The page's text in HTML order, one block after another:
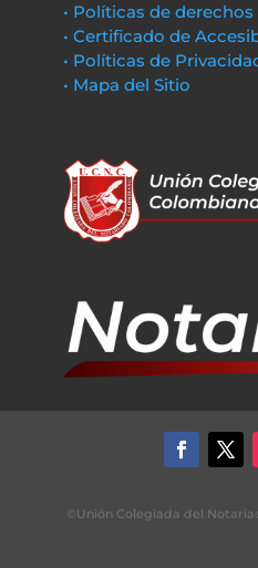
• Políticas de
• Certificado de
• Políticas de
• Mapa del Sitio
©Unión Colegiada del